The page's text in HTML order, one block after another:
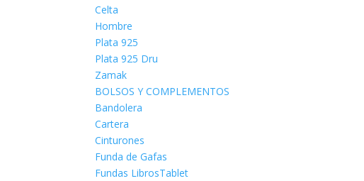
Celta
Hombre
Plata 925
Plata 925 Dru
Zamak
BOLSOS Y COMPLEMENTOS
Bandolera
Cartera
Cinturones
Funda de Gafas
Fundas LibrosTablet